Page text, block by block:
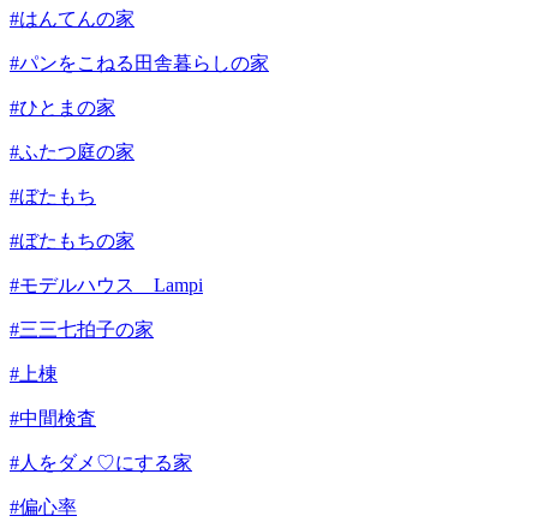
#はんてんの家
#パンをこねる田舎暮らしの家
#ひとまの家
#ふたつ庭の家
#ぼたもち
#ぼたもちの家
#モデルハウス Lampi
#三三七拍子の家
#上棟
#中間検査
#人をダメ♡にする家
#偏心率